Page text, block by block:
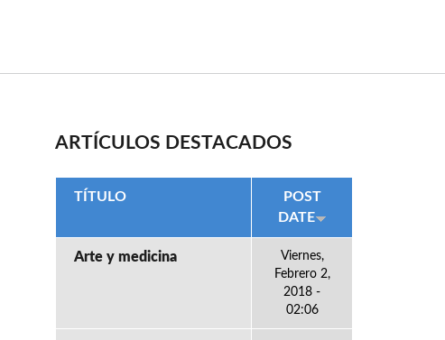
ARTÍCULOS DESTACADOS
TÍTULO
POST
DATE
Arte y medicina
Viernes,
Febrero 2,
2018 -
02:06